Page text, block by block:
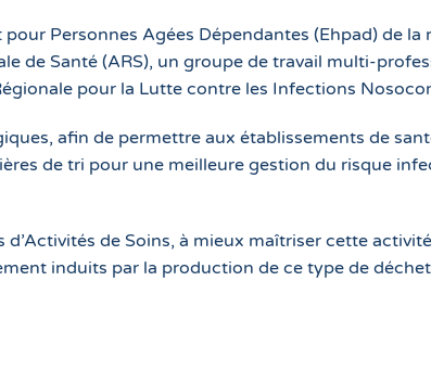
Personnes Agées Dépendantes (Ehpad) de la
de Santé (ARS), un groupe de travail multi-
pour la Lutte contre les Infections
afin de permettre aux établissements de
de tri pour une meilleure gestion du risque
de Soins, à mieux maîtriser cette
induits par la production de ce type de